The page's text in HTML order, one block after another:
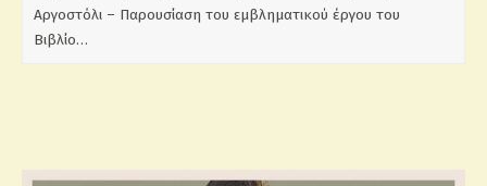
Αργοστόλι – Παρουσίαση του εμβληματικού έργου του
Βιβλίο…